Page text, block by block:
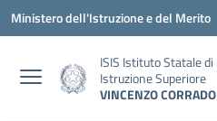
Vai ai contenuti
Vai al menu di navigazione
Vai al footer
Ministero dell'Istruzione e del Merito
ISIS Istituto Statale di
Istruzione Superiore
VINCENZO CORRADO